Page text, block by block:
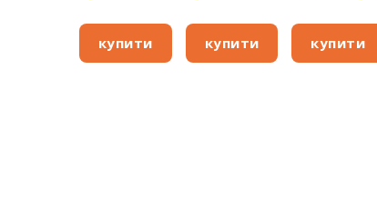
купити купити купити